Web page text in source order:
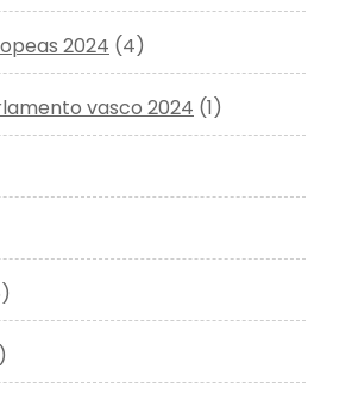
2024 (4)
vasco 2024 (1)